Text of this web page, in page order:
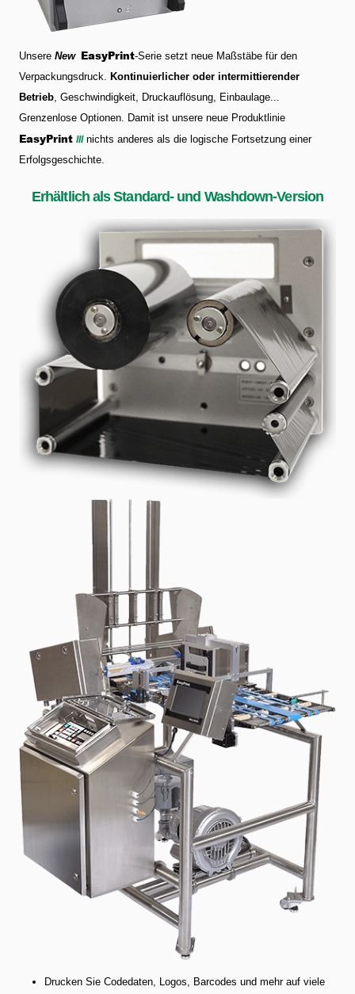
Unsere New EasyPrint-Serie setzt neue Maßstäbe für den
Verpackungsdruck. Kontinuierlicher oder intermittierender
Betrieb, Geschwindigkeit, Druckauflösung, Einbaulage...
Grenzenlose Optionen. Damit ist unsere neue Produktlinie
EasyPrint IIInichts anderes als die logische Fortsetzung einer
Erfolgsgeschichte.
Erhältlich als Standard- und Washdown-Version
Drucken Sie Codedaten, Logos, Barcodes und mehr auf viele